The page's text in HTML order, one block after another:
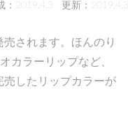
：2019.4.3 更新：2019.4.3
されます。ほんのり
カラーリップなど、
売したリップカラーが